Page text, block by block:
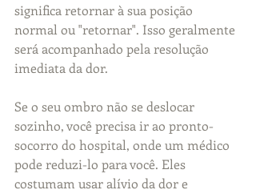
significa retornar à sua posição
normal ou "retornar". Isso geralmente
será acompanhado pela resolução
imediata da dor.
Se o seu ombro não se deslocar
sozinho, você precisa ir ao pronto-
socorro do hospital, onde um médico
pode reduzi-lo para você. Eles
costumam usar alívio da dor e